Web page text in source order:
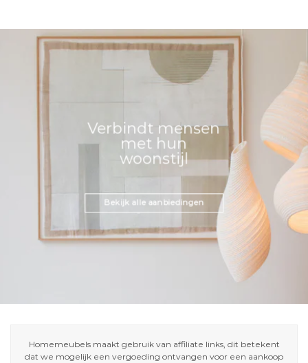
Verbindt mensen
met hun
woonstijl
Bekijk alle aanbiedingen
Homemeubels maakt gebruik van affiliate links, dit betekent
dat we mogelijk een vergoeding ontvangen voor een aankoop